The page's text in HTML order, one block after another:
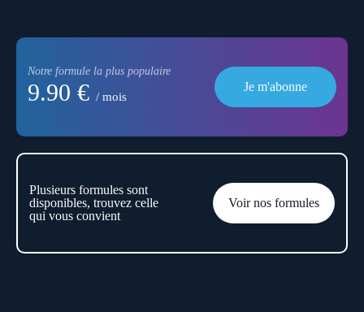
Notre formule la plus populaire
9.90 € / mois
Je m'abonne
Plusieurs formules sont
disponibles, trouvez celle
qui vous convient
Voir nos formules